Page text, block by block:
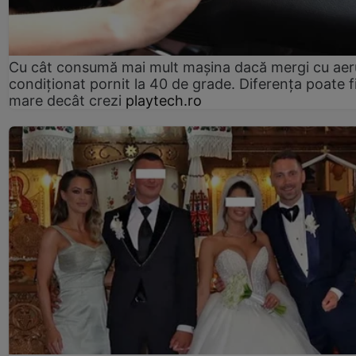
Cu cât consumă mai mult mașina dacă mergi cu
condiționat pornit la 40 de grade. Diferența poate
mare decât crezi playtech.ro